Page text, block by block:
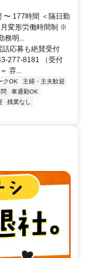
〜 177時間 ＜隔日勤
変形労働時間制 ※
務明...
応募も絶賛受付
277-8181 （受付
雰...
クOK
主婦・主夫歓迎
車通勤OK
残業なし